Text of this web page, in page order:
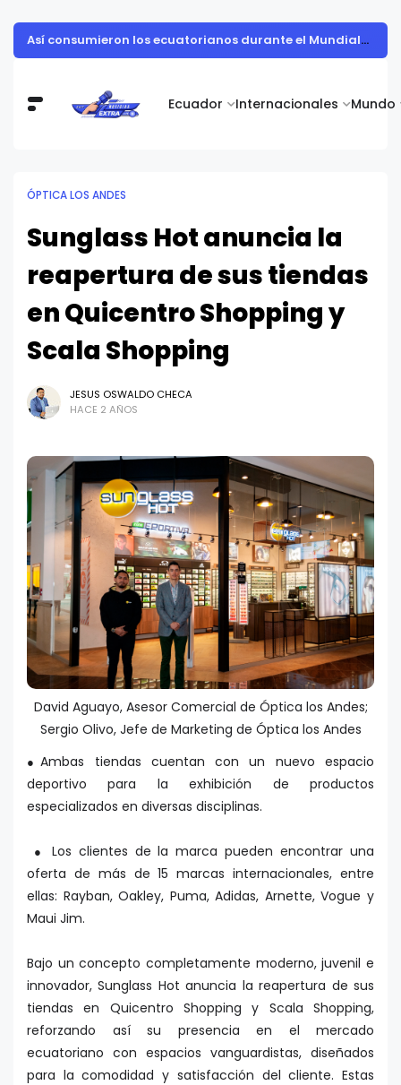
Ecuador Internacionales Mundo
Continúa la Copa Ecuador: cuándo y cómo ver todos los partidos de los 8vos de final
ÓPTICA LOS ANDES
Sunglass Hot anuncia la
reapertura de sus tiendas
en Quicentro Shopping y
Scala Shopping
JESUS OSWALDO CHECA
HACE 2 AÑOS
David Aguayo, Asesor Comercial de Óptica los Andes;
Sergio Olivo, Jefe de Marketing de Óptica los Andes
●Ambas tiendas cuentan con un nuevo espacio
deportivo para la exhibición de productos
especializados en diversas disciplinas.
● Los clientes de la marca pueden encontrar una
oferta de más de 15 marcas internacionales, entre
ellas: Rayban, Oakley, Puma, Adidas, Arnette, Vogue y
Maui Jim.
Bajo un concepto completamente moderno, juvenil e
innovador, Sunglass Hot anuncia la reapertura de sus
tiendas en Quicentro Shopping y Scala Shopping,
reforzando así su presencia en el mercado
ecuatoriano con espacios vanguardistas, diseñados
para la comodidad y satisfacción del cliente. Estas